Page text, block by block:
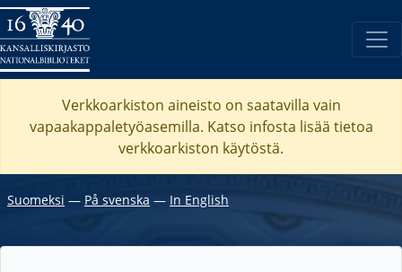
Verkkoarkiston aineisto on saatavilla vain
vapaakappaletyöasemilla. Katso infosta lisää tietoa
verkkoarkiston käytöstä.
Suomeksi ― På svenska ― In English